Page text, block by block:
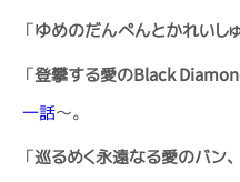
「ゆめのだんぺんとかれいし
「登攀する愛のBlack
一話～。
「巡るめく永遠なる愛のバン